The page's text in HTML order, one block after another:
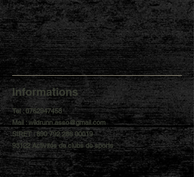
Informations
Tel :0762947458
Mail :wildrunn.asso@gmail.com
SIRET :890 792 286 00019
93122 Activités de clubs de sports